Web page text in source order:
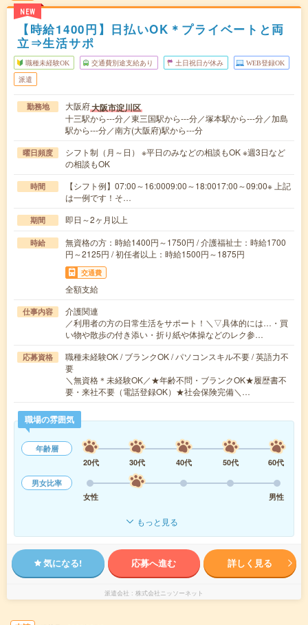
NEW
【時給1400円】日払いOK＊プライベートと両
立⇒生活サポ
職種未経験OK 交通費別途支給あり 土日祝日が休み WEB登録OK
派遣
勤務地 大阪府大阪市淀川区
十三駅から---分／東三国駅から---分／塚本駅から---分／加島
駅から---分／南方(大阪府)駅から---分
曜日頻度
シフト制（月～日） ※平日のみなどの相談もOK ※週3日など
の相談もOK
時間
【シフト例】07:00～16:0009:00～18:0017:00～09:00※ 上記
は一例です！そ…
期間 即日～2ヶ月以上
時給
無資格の方：時給1400円～1750円 / 介護福祉士：時給1700
円～2125円 / 初任者以上：時給1500円～1875円
交通費
全額支給
仕事内容
介護関連
／利用者の方の日常生活をサポート！＼▽具体的には…・買
い物や散歩の付き添い・折り紙や体操などのレク参…
応募資格
職種未経験OK / ブランクOK / パソコンスキル不要 / 英語力不
要
＼無資格＊未経験OK／★年齢不問・ブランクOK★履歴書不
要・来社不要（電話登録OK）★社会保険完備＼…
職場の雰囲気
年齢層
20代
30代 40代 50代
60代
男女比率
女性
男性
もっと見る
気になる! 応募へ進む 詳しく見る
派遣会社 株式会社ニッソーネット